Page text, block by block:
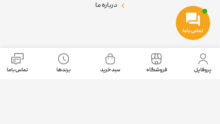
درباره ما
نمادهای اعتماد
پروفایل فروشگاه سبد خرید برندها تماس باما
تماس با ما